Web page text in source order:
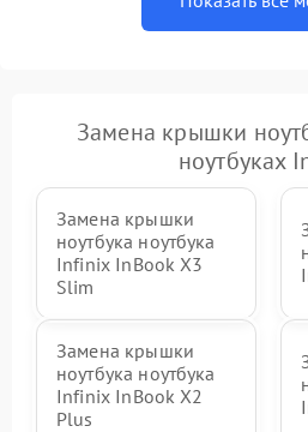
Замена крышки
ноутбуках
Замена крышки
ноутбука ноутбука
Infinix InBook X3
Slim
Замена крышки
ноутбука ноутбука
Infinix InBook X2
Plus